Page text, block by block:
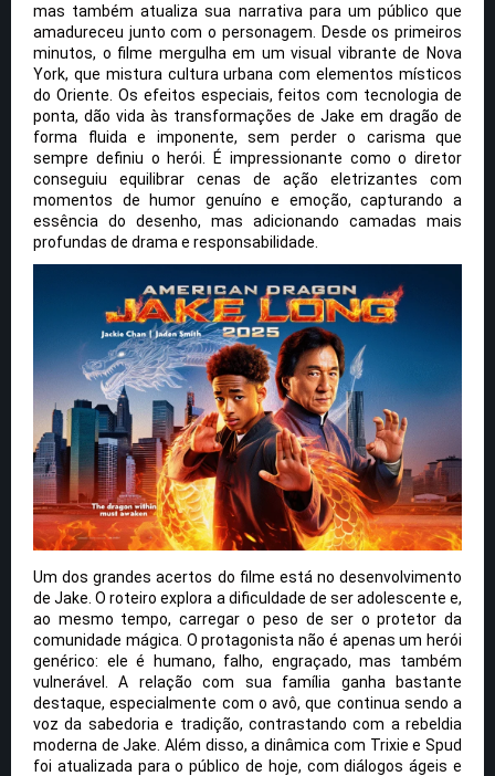
mas também atualiza sua narrativa para um público que
amadureceu junto com o personagem. Desde os primeiros
minutos, o filme mergulha em um visual vibrante de Nova
York, que mistura cultura urbana com elementos místicos
do Oriente. Os efeitos especiais, feitos com tecnologia de
ponta, dão vida às transformações de Jake em dragão de
forma fluida e imponente, sem perder o carisma que
sempre definiu o herói. É impressionante como o diretor
conseguiu equilibrar cenas de ação eletrizantes com
momentos de humor genuíno e emoção, capturando a
essência do desenho, mas adicionando camadas mais
profundas de drama e responsabilidade.
Um dos grandes acertos do filme está no desenvolvimento
de Jake. O roteiro explora a dificuldade de ser adolescente e,
ao mesmo tempo, carregar o peso de ser o protetor da
comunidade mágica. O protagonista não é apenas um herói
genérico: ele é humano, falho, engraçado, mas também
vulnerável. A relação com sua família ganha bastante
destaque, especialmente com o avô, que continua sendo a
voz da sabedoria e tradição, contrastando com a rebeldia
moderna de Jake. Além disso, a dinâmica com Trixie e Spud
foi atualizada para o público de hoje, com diálogos ágeis e